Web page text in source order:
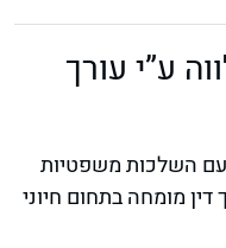
ע”י עורך
עם השלכות משפטיות
דין מומחה בתחום חיוני